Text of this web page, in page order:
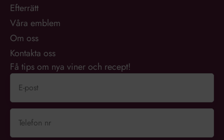
Efterrätt
Våra emblem
Om oss
Kontakta oss
Få tips om nya viner och recept!